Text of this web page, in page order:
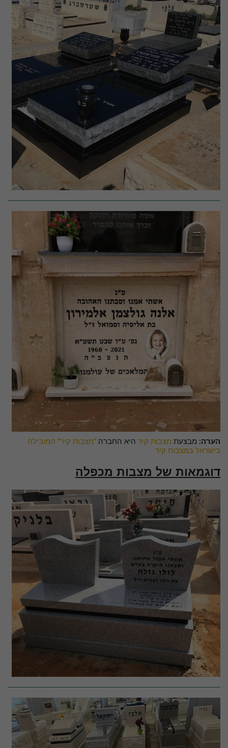
הערה: מבצעת מצבות קיר היא החברה "מצבות קיר" המובילה
בישראל במצבות קיר
דוגמאות של מצבות מכפלה